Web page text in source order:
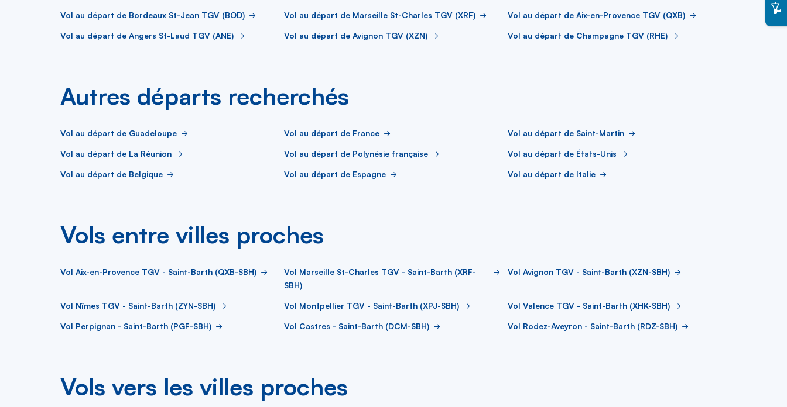
Vol au départ de Bordeaux St-Jean TGV (BOD) Vol au départ de Marseille St-Charles TGV (XRF) Vol au départ de Aix-en-Provence TGV (QXB)
Vol au départ de Angers St-Laud TGV (ANE) Vol au départ de Avignon TGV (XZN) Vol au départ de Champagne TGV (RHE)
Autres départs recherchés
Vol au départ de Guadeloupe Vol au départ de France Vol au départ de Saint-Martin
Vol au départ de La Réunion Vol au départ de Polynésie française Vol au départ de États-Unis
Vol au départ de Belgique Vol au départ de Espagne Vol au départ de Italie
Vols entre villes proches
Vol Aix-en-Provence TGV - Saint-Barth (QXB-SBH)
Vol Marseille St-Charles TGV - Saint-Barth (XRF-
SBH)
Vol Avignon TGV - Saint-Barth (XZN-SBH)
Vol Nîmes TGV - Saint-Barth (ZYN-SBH) Vol Montpellier TGV - Saint-Barth (XPJ-SBH) Vol Valence TGV - Saint-Barth (XHK-SBH)
Vol Perpignan - Saint-Barth (PGF-SBH) Vol Castres - Saint-Barth (DCM-SBH) Vol Rodez-Aveyron - Saint-Barth (RDZ-SBH)
Vols vers les villes proches